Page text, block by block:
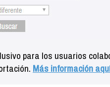
para los usuarios
Más información